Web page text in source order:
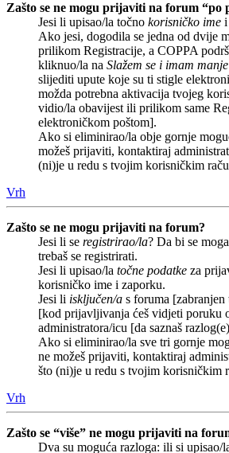
Zašto se ne mogu prijaviti na forum “po
Jesi li upisao/la točno korisničko ime i
Ako jesi, dogodila se jedna od dvije
prilikom Registracije, a COPPA
kliknuo/la na Slažem se i imam
slijediti upute koje su ti stigle
možda potrebna aktivacija tvojeg
vidio/la obavijest ili prilikom same
elektroničkom poštom].
Ako si eliminirao/la obje gornje
možeš prijaviti, kontaktiraj
(ni)je u redu s tvojim korisničkim
Vrh
Zašto se ne mogu prijaviti na forum?
Jesi li se registrirao/la? Da bi se
trebaš se registrirati.
Jesi li upisao/la točne podatke za
korisničko ime i zaporku.
Jesi li isključen/a s foruma
[kod prijavljivanja ćeš vidjeti poruku
administratora/icu [da saznaš
Ako si eliminirao/la sve tri gornje
ne možeš prijaviti, kontaktiraj
što (ni)je u redu s tvojim korisničkim
Vrh
Zašto se “više” ne mogu prijaviti na
Dva su moguća razloga: ili si upisao/